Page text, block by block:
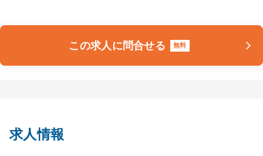
この求人に問合せる 無料
求人情報